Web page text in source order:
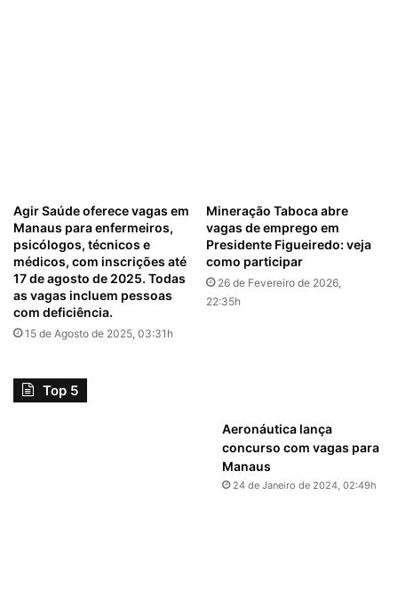
Agir Saúde oferece vagas em
Manaus para enfermeiros,
psicólogos, técnicos e
médicos, com inscrições até
17 de agosto de 2025. Todas
as vagas incluem pessoas
com deficiência.
15 de Agosto de 2025, 03:31h
Mineração Taboca abre
vagas de emprego em
Presidente Figueiredo: veja
como participar
26 de Fevereiro de 2026,
22:35h
Top 5
Aeronáutica lança
concurso com vagas para
Manaus
24 de Janeiro de 2024, 02:49h